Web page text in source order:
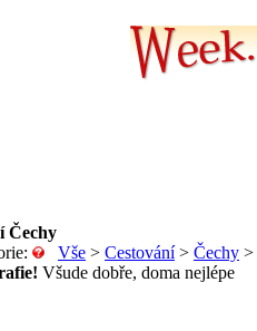
Čechy
Vše > Cestování> Čechy >
Všude dobře, doma nejlépe